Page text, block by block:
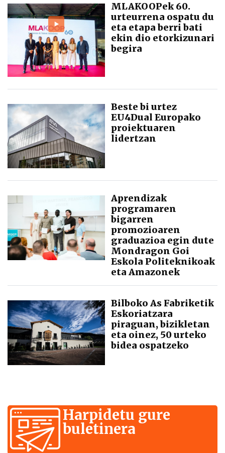
MLAKOOPek 60.
urteurrena ospatu du
eta etapa berri bati
ekin dio etorkizunari
begira
Beste bi urtez
EU4Dual Europako
proiektuaren
lidertzan
Aprendizak
programaren
bigarren
promozioaren
graduazioa egin dute
Mondragon Goi
Eskola Politeknikoak
eta Amazonek
Bilboko As Fabriketik
Eskoriatzara
piraguan, bizikletan
eta oinez, 50 urteko
bidea ospatzeko
Harpidetu gure
buletinera